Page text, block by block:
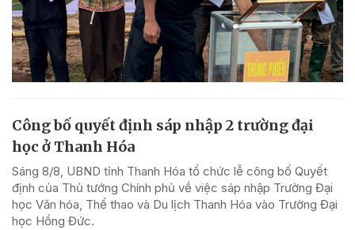
Công bố quyết định sáp nhập 2 trường đại
học ở Thanh Hóa
Sáng 8/8, UBND tỉnh Thanh Hóa tổ chức lễ công bố Quyết
định của Thủ tướng Chính phủ về việc sáp nhập Trường Đại
học Văn hóa, Thể thao và Du lịch Thanh Hóa vào Trường Đại
học Hồng Đức.